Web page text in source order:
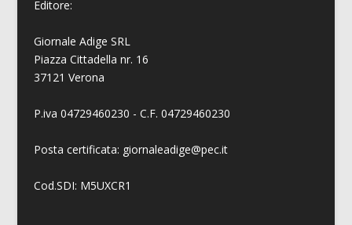
Editore:
Giornale Adige SRL
Piazza Cittadella nr. 16
37121 Verona
P.iva 04729460230 - C.F. 04729460230
Posta certificata: giornaleadige@pec.it
Cod.SDI: M5UXCR1